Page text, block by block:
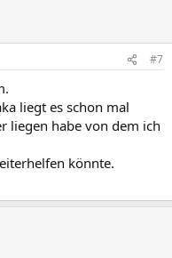
#7
liegt es schon mal
liegen habe von dem ich
könnte.